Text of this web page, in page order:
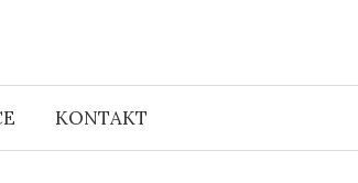
KONTAKT